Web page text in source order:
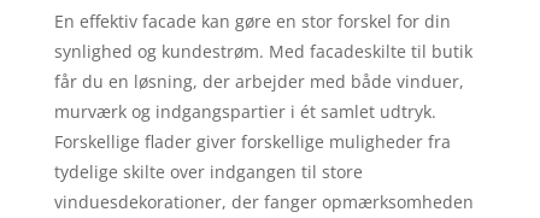
En effektiv facade kan gøre en stor forskel for din
synlighed og kundestrøm. Med facadeskilte til butik
får du en løsning, der arbejder med både vinduer,
murværk og indgangspartier i ét samlet udtryk.
Forskellige flader giver forskellige muligheder fra
tydelige skilte over indgangen til store
vinduesdekorationer, der fanger opmærksomheden